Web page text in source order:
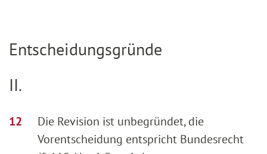
Entscheidungsgründe
II.
Die Revision ist unbegründet, die
Vorentscheidung entspricht Bundesrecht